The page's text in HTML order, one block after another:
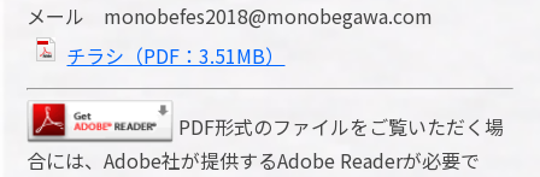
メール monobefes2018@monobegawa.com
チラシ（PDF：3.51MB）
PDF形式のファイルをご覧いただく場
合には、Adobe社が提供するAdobe Readerが必要で